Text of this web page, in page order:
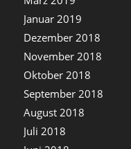
Januar 2019
Dezember 2018
November 2018
Oktober 2018
September 2018
August 2018
Juli 2018